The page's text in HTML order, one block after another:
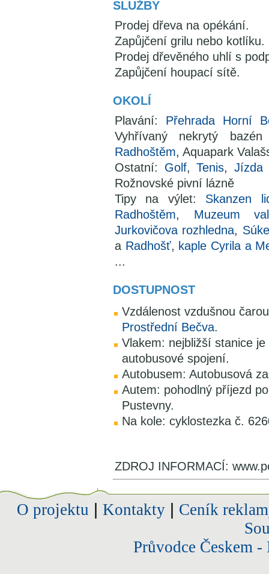
SLUŽBY
Prodej dřeva na opékání.
Zapůjčení grilu nebo kotlíku.
Prodej dřevěného uhlí s
Zapůjčení houpací sítě.
OKOLÍ
Plavání: Přehrada Horní
Vyhřívaný nekrytý
Radhoštěm, Aquapark
Ostatní: Golf, Tenis, Jízda
Rožnovské pivní lázně
Tipy na výlet: Skanzen
Radhoštěm, Muzeum
Jurkovičova rozhledna,
a Radhošť, kaple Cyrila a
...
DOSTUPNOST
Vzdálenost vzdušnou
Prostřední Bečva.
Vlakem: nejbližší stanice
autobusové spojení.
Autobusem: Autobusová
Autem: pohodlný příjezd
Pustevny.
Na kole: cyklostezka č.
ZDROJ INFORMACÍ:
O projektu Kontakty| Ceník
Průvodce Českem